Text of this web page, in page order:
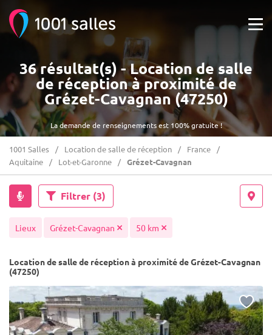
La demande de renseignements est 100% gratuite !
36 résultat(s) - Location de salle
de réception à proximité de
Grézet-Cavagnan (47250)
1001 Salles Location de salle de réception
France
Aquitaine
Lot-et-Garonne Grézet-Cavagnan
Filtrer (3)
Lieux Grézet-Cavagnan 50 km
Location de salle de réception à proximité de Grézet-Cavagnan
(47250)